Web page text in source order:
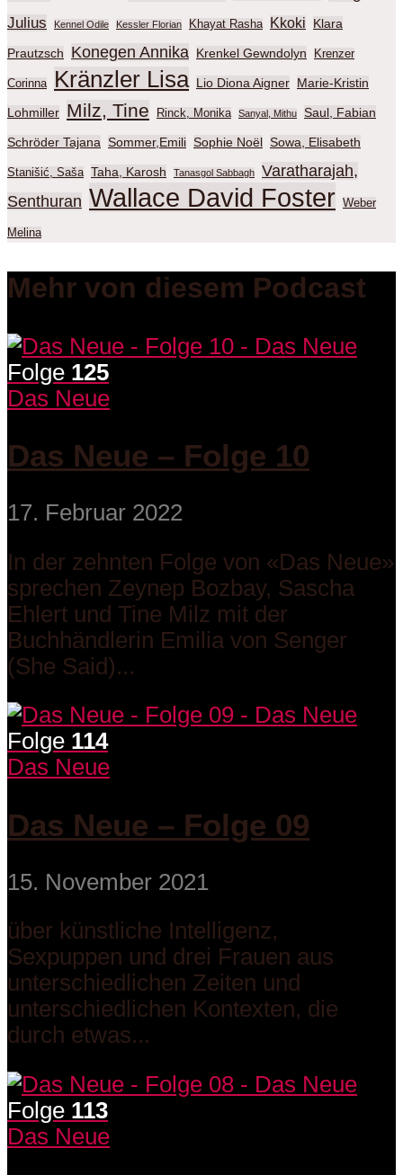
Julius
Kennel Odile Kessler Florian Khayat Rasha Kkoki Klara
Prautzsch Konegen Annika Krenkel Gewndolyn Krenzer
Corinna Kränzler Lisa Lio Diona Aigner Marie-Kristin
Lohmiller Milz, Tine Rinck, Monika Sanyal, Mithu Saul, Fabian
Schröder Tajana Sommer,Emili Sophie Noël Sowa, Elisabeth
Stanišić, Saša Taha, Karosh Tanasgol Sabbagh
Varatharajah,
Senthuran Wallace David Foster Weber
Melina
Mehr von diesem Podcast
Folge 125
Das Neue
Das Neue – Folge 10
17. Februar 2022
In der zehnten Folge von «Das Neue»
sprechen Zeynep Bozbay, Sascha
Ehlert und Tine Milz mit der
Buchhändlerin Emilia von Senger
(She Said)...
Folge 114
Das Neue
Das Neue – Folge 09
15. November 2021
über künstliche Intelligenz,
Sexpuppen und drei Frauen aus
unterschiedlichen Zeiten und
unterschiedlichen Kontexten, die
durch etwas...
Folge 113
Das Neue